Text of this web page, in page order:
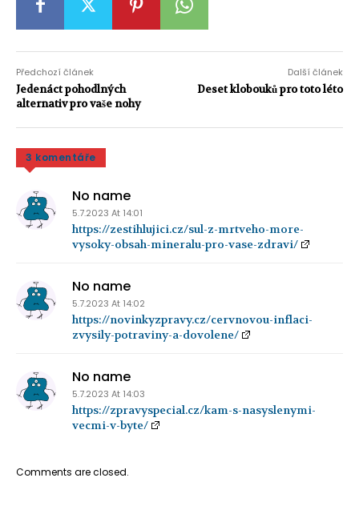
Předchozí článek
Jedenáct pohodlných
alternativ pro vaše nohy
Další článek
Deset klobouků pro toto léto
3 komentáře
No name
5.7.2023 At 14:01
https://zestihlujici.cz/sul-z-mrtveho-more-
vysoky-obsah-mineralu-pro-vase-zdravi/
No name
5.7.2023 At 14:02
https://novinkyzpravy.cz/cervnovou-inflaci-
zvysily-potraviny-a-dovolene/
No name
5.7.2023 At 14:03
https://zpravyspecial.cz/kam-s-nasyslenymi-
vecmi-v-byte/
Comments are closed.